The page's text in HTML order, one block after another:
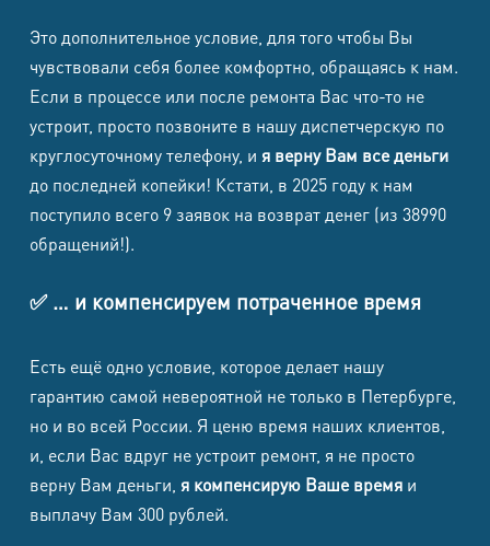
/ спирали
Ремонт термодатчика /
термопредохранителя
1 790 ₽
Ремонт платы управления /
ионизации / дисплея
2 690 ₽
Восстановление корпуса /
защелок / направляющих
Чистка от пыли, волос и
Обогреватели, вентиляторы,
конвекторы
Наименование работ
Стоимость от
(в т.ч. НДС)
Замена шнура / вилки
Это дополнительное условие, для того чтобы Вы
чувствовали себя более комфортно, обращаясь к нам.
Если в процессе или после ремонта Вас что-то не
устроит, просто позвоните в нашу диспетчерскую по
круглосуточному телефону, и я верну Вам все деньги
до последней копейки! Кстати, в 2025 году к нам
поступило всего 9 заявок на возврат денег (из 38990
обращений!).
✅ … и компенсируем потраченное время
Есть ещё одно условие, которое делает нашу
гарантию самой невероятной не только в Петербурге,
но и во всей России. Я ценю время наших клиентов,
и, если Вас вдруг не устроит ремонт, я не просто
верну Вам деньги, я компенсирую Ваше времяи
выплачу Вам 300 рублей.